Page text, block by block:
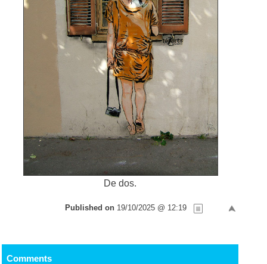
De dos.
Published on 19/10/2025 @ 12:19
Comments